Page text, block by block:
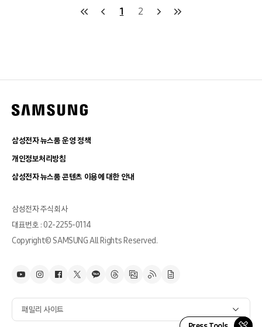
1 2
삼성전자 뉴스룸 운영 정책
개인정보처리방침
삼성전자 뉴스룸 콘텐츠 이용에 대한 안내
삼성전자 주식회사
대표번호 : 02-2255-0114
Copyright© SAMSUNG All Rights Reserved.
패밀리 사이트